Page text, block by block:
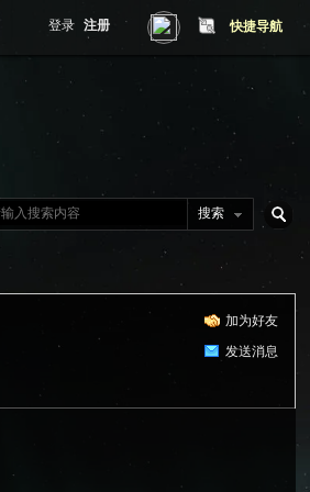
快捷导航
登录 注册
搜索
加为好友
发送消息